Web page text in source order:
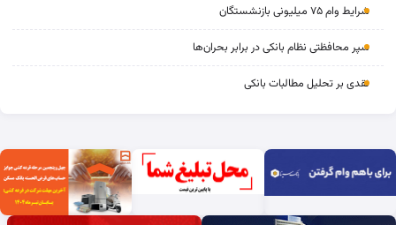
شرایط وام ۷۵ میلیونی بازنشستگان
سپر محافظتی نظام بانکی در برابر بحران‌ها
نقدی بر تحلیل مطالبات بانکی